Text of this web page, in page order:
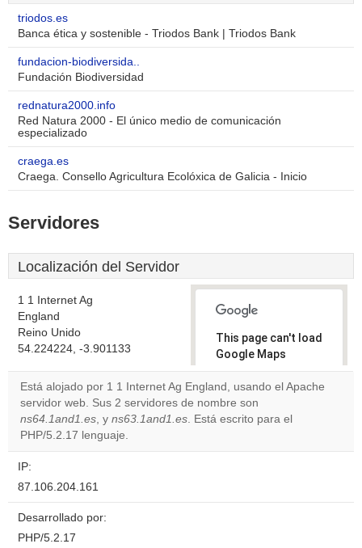
triodos.es
Banca ética y sostenible - Triodos Bank | Triodos Bank
fundacion-biodiversida..
Fundación Biodiversidad
rednatura2000.info
Red Natura 2000 - El único medio de comunicación
especializado
craega.es
Craega. Consello Agricultura Ecolóxica de Galicia - Inicio
Servidores
Localización del Servidor
1 1 Internet Ag
England
Reino Unido
54.224224, -3.901133
This page can't load
Google Maps
correctly.
Do you
own this
Está alojado por 1 1 Internet Ag England, usando el Apache
servidor web. Sus 2 servidores de nombre son
ns64.1and1.es, y ns63.1and1.es. Está escrito para el
PHP/5.2.17 lenguaje.
IP:
87.106.204.161
Desarrollado por:
PHP/5.2.17